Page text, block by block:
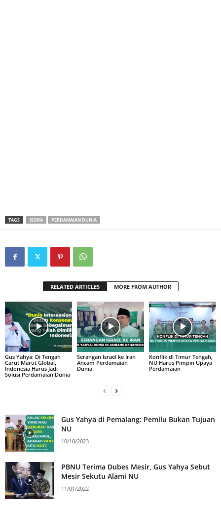
TAGS ISORA PERDAMAIAN DUNIA
RELATED ARTICLES MORE FROM AUTHOR
Gus Yahya: Di Tengah
Carut Marut Global,
Indonesia Harus Jadi
Solusi Perdamaian Dunia
Serangan Israel ke Iran
Ancam Perdamaian
Dunia
Konflik di Timur Tengah,
NU Harus Pimpin Upaya
Perdamaian
Gus Yahya di Pemalang: Pemilu Bukan Tujuan
NU
10/10/2023
PBNU Terima Dubes Mesir, Gus Yahya Sebut
Mesir Sekutu Alami NU
11/01/2022